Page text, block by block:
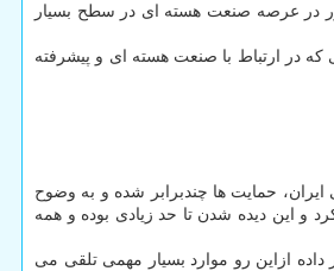
در عرصه صنعت هسته ای در سطح بسیار
که در ارتباط با صنعت هسته ای و پیشرفته
حمایت ها چندبرابر شده و به وضوح
و این دیده شدن تا حد زیادی بوده و همه
ازاین رو موارد بسیار مهمی تلقی می